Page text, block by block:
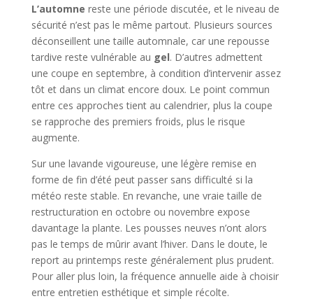
L’automne reste une période discutée, et le niveau de
sécurité n’est pas le même partout. Plusieurs sources
déconseillent une taille automnale, car une repousse
tardive reste vulnérable au gel. D’autres admettent
une coupe en septembre, à condition d’intervenir assez
tôt et dans un climat encore doux. Le point commun
entre ces approches tient au calendrier, plus la coupe
se rapproche des premiers froids, plus le risque
augmente.
Sur une lavande vigoureuse, une légère remise en
forme de fin d’été peut passer sans difficulté si la
météo reste stable. En revanche, une vraie taille de
restructuration en octobre ou novembre expose
davantage la plante. Les pousses neuves n’ont alors
pas le temps de mûrir avant l’hiver. Dans le doute, le
report au printemps reste généralement plus prudent.
Pour aller plus loin, la fréquence annuelle aide à choisir
entre entretien esthétique et simple récolte.